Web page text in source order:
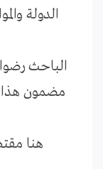
الدولة
الباحث
مضمون هذا
هنا